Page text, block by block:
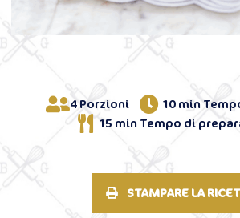
4 Porzioni
10 min
15 min Tempo di
STAMPARE LA